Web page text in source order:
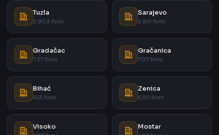
Tuzla
2.903 firmi
Sarajevo
2.841 firmi
Gradačac
737 firmi
Gračanica
707 firmi
Bihać
655 firmi
Zenica
630 firmi
Visoko Mostar